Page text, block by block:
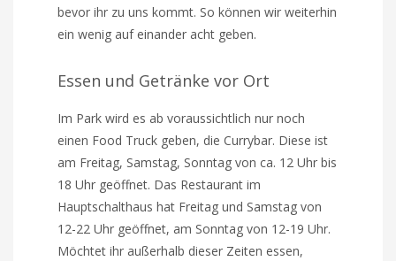
bevor ihr zu uns kommt. So können wir weiterhin
ein wenig auf einander acht geben.
Essen und Getränke vor Ort
Im Park wird es ab voraussichtlich nur noch
einen Food Truck geben, die Currybar. Diese ist
am Freitag, Samstag, Sonntag von ca. 12 Uhr bis
18 Uhr geöffnet. Das Restaurant im
Hauptschalthaus hat Freitag und Samstag von
12-22 Uhr geöffnet, am Sonntag von 12-19 Uhr.
Möchtet ihr außerhalb dieser Zeiten essen,